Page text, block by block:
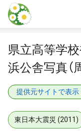
本文に飛ぶ
県立高等学
浜公舎写真（
提供元サイトで表示
東日本大震災 (2011)